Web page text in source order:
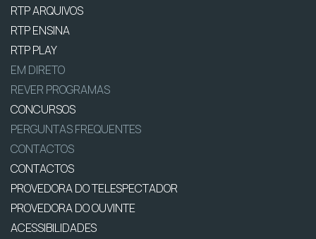
RTP ARQUIVOS
RTP ENSINA
RTP PLAY
EM DIRETO
REVER PROGRAMAS
CONCURSOS
PERGUNTAS FREQUENTES
CONTACTOS
CONTACTOS
PROVEDORA DO TELESPECTADOR
PROVEDORA DO OUVINTE
ACESSIBILIDADES